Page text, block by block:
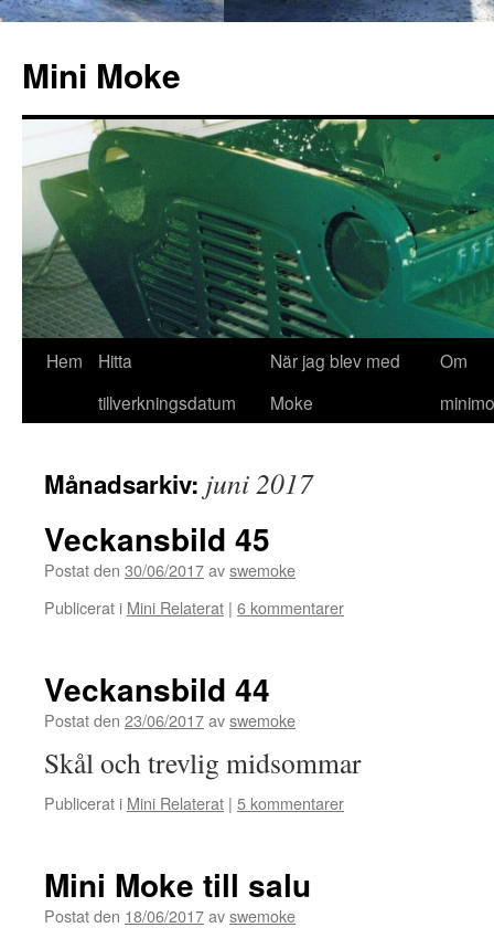
innehåll
Mini Moke
Hem
Hitta
tillverkningsdatum
När jag blev med
Moke
Om
Månadsarkiv: juni 2017
Veckansbild 45
Postat den 30/06/2017avswemoke
Publicerat i Mini Relaterat | 6 kommentarer
Veckansbild 44
Postat den 23/06/2017avswemoke
Skål och trevlig midsommar
Publicerat i Mini Relaterat | 5 kommentarer
Mini Moke till salu
Postat den 18/06/2017avswemoke